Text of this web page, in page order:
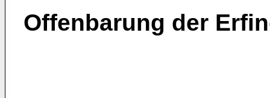
Offenbarung der